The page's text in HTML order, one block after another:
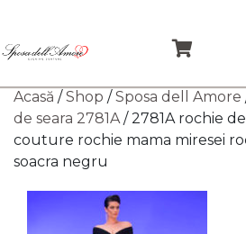
Acasă /Shop /Sposa dell Amore
de seara 2781A/ 2781A rochie
couture rochie mama miresei
soacra negru